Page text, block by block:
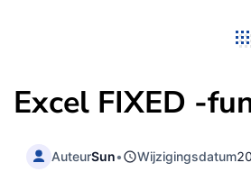
Excel FIXED -
AuteurSun• Wijzigingsdatum